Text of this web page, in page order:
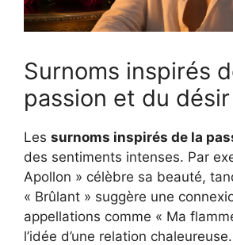
Surnoms inspirés
passion et du désir
Les surnoms inspirés de la
des sentiments intenses. Par
Apollon » célèbre sa beauté,
« Brûlant » suggère une
appellations comme « Ma
l’idée d’une relation chaleureuse.